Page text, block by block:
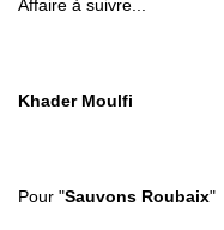
Affaire à suivre...
Khader Moulfi
Pour "Sauvons Roubaix"